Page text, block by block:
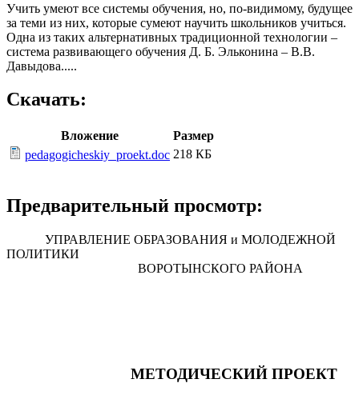
Учить умеют все системы обучения, но, по-видимому, будущее
за теми из них, которые сумеют научить школьников учиться.
Одна из таких альтернативных традиционной технологии –
система развивающего обучения Д. Б. Эльконина – В.В.
Давыдова.....
Скачать:
Вложение
Размер
pedagogicheskiy_proekt.doc 218 КБ
Предварительный просмотр:
УПРАВЛЕНИЕ ОБРАЗОВАНИЯ и МОЛОДЕЖНОЙ
ПОЛИТИКИ
ВОРОТЫНСКОГО РАЙОНА
МЕТОДИЧЕСКИЙ ПРОЕКТ